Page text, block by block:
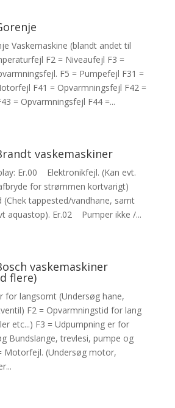
Vaskemaskine (blandt andet til
F2 = Niveaufejl F3 =
F5 = Pumpefejl F31 =
F41 = Opvarmningsfejl F42 =
= Opvarmningsfejl F44 =...
vaskemaskiner
Er.00 Elektronikfejl. (Kan evt.
for strømmen kortvarigt)
tappested/vandhane, samt
aquastop). Er.02 Pumper ikke /...
vaskemaskiner
flere)
for langsomt (Undersøg hane,
F2 = Opvarmningstid for lang
etc...) F3 = Udpumpning er for
Bundslange, trevlesi, pumpe og
Motorfejl. (Undersøg motor,